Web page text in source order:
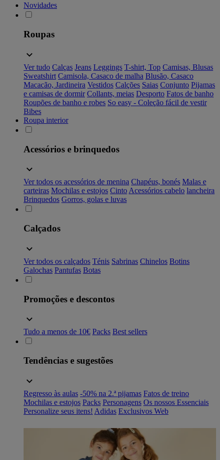
Novidades
Roupas
Ver tudo Calças Jeans Leggings T-shirt, Top Camisas, Blusas
Sweatshirt Camisola, Casaco de malha Blusão, Casaco
Macacão, Jardineira Vestidos Calções Saias Conjunto Pijamas
e camisas de dormir Collants, meias Desporto Fatos de banho
Roupões de banho e robes So easy - Coleção fácil de vestir
Bibes
Roupa interior
Acessórios e brinquedos
Ver todos os acessórios de menina Chapéus, bonés Malas e
carteiras Mochilas e estojos Cinto Acessórios cabelo lancheira
Brinquedos Gorros, golas e luvas
Calçados
Ver todos os calçados Ténis Sabrinas Chinelos Botins
Galochas Pantufas Botas
Promoções e descontos
Tudo a menos de 10€ Packs Best sellers
Tendências e sugestões
Regresso às aulas -50% na 2.ª pijamas Fatos de treino
Mochilas e estojos Packs Personagens Os nossos Essenciais
Personalize seus itens! Adidas Exclusivos Web